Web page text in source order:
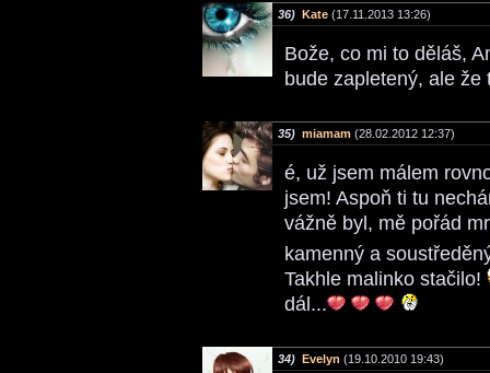
36) Kate (17.11.2013 13:26)
Bože, co mi to děláš,
bude zapletený, ale
35) miamam (28.02.2012 12:37)
é, už jsem málem
jsem! Aspoň ti tu
vážně byl, mě pořád
kamenný a
Takhle malinko stačilo!
dál...
34) Evelyn (19.10.2010 19:43)